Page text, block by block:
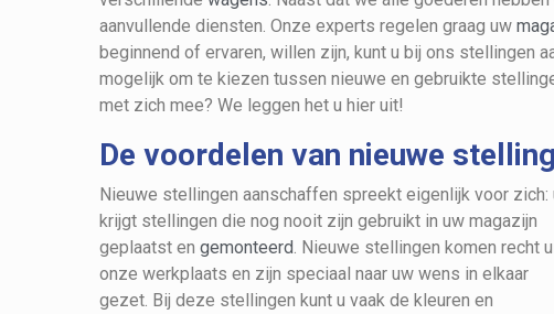
aanvullende diensten. Onze experts regelen graag uw
beginnend of ervaren, willen zijn, kunt u bij ons stellingen
mogelijk om te kiezen tussen nieuwe en gebruikte
met zich mee? We leggen het u hier uit!
De voordelen van nieuwe
Nieuwe stellingen aanschaffen spreekt eigenlijk voor zich:
krijgt stellingen die nog nooit zijn gebruikt in uw magazijn
geplaatst en gemonteerd. Nieuwe stellingen komen recht
onze werkplaats en zijn speciaal naar uw wens in elkaar
gezet. Bij deze stellingen kunt u vaak de kleuren en